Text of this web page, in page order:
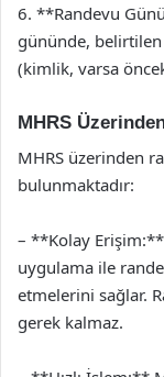
6. **Randevu
gününde,
(kimlik, varsa
MHRS
MHRS üzerinden
bulunmaktadır:
– **Kolay
uygulama ile
etmelerini sağlar.
gerek kalmaz.